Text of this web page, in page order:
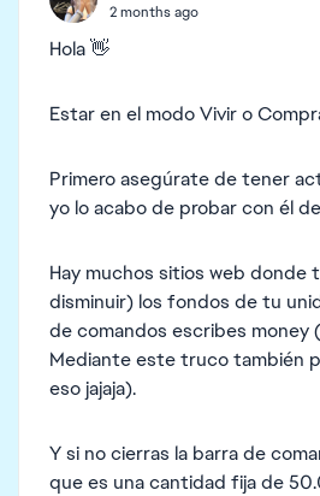
2 months ago
Hola 👋
Estar en el modo Vivir o
Primero asegúrate de tener
yo lo acabo de probar con él
Hay muchos sitios web
disminuir) los fondos de tu
de comandos escribes money
Mediante este truco también
eso jajaja).
Y si no cierras la barra de
que es una cantidad fija de